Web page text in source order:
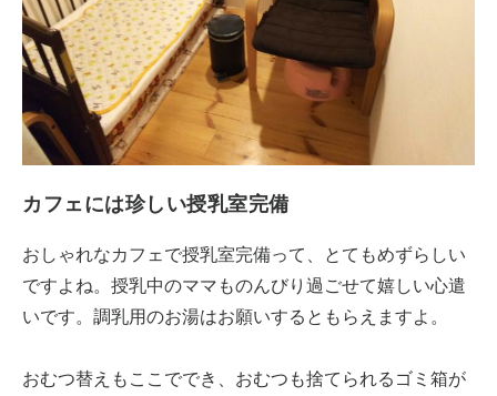
カフェには珍しい授乳室完備
おしゃれなカフェで授乳室完備って、とてもめずらしい
ですよね。授乳中のママものんびり過ごせて嬉しい心遣
いです。調乳用のお湯はお願いするともらえますよ。
おむつ替えもここででき、おむつも捨てられるゴミ箱が